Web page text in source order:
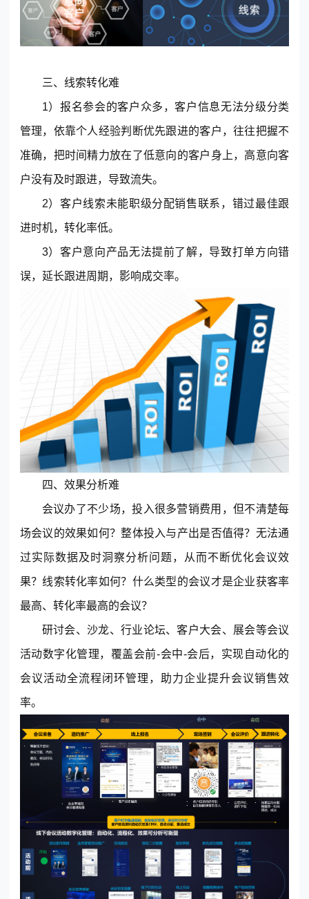
三、线索转化难
1）报名参会的客户众多，客户信息无法分级分类
管理，依靠个人经验判断优先跟进的客户，往往把握不
准确，把时间精力放在了低意向的客户身上，高意向客
户没有及时跟进，导致流失。
2）客户线索未能职级分配销售联系，错过最佳跟
进时机，转化率低。
3）客户意向产品无法提前了解，导致打单方向错
误，延长跟进周期，影响成交率。
四、效果分析难
会议办了不少场，投入很多营销费用，但不清楚每
场会议的效果如何？整体投入与产出是否值得？无法通
过实际数据及时洞察分析问题，从而不断优化会议效
果？线索转化率如何？什么类型的会议才是企业获客率
最高、转化率最高的会议？
研讨会、沙龙、行业论坛、客户大会、展会等会议
活动数字化管理，覆盖会前-会中-会后，实现自动化的
会议活动全流程闭环管理，助力企业提升会议销售效
率。